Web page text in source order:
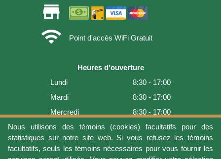
Nous utilisons des témoins (cookies) facultatifs pour des
statistiques sur notre site web. Si vous refusez les témoins
facultatifs, seuls les témoins nécessaires pour vous fournir les
store
wifi
Point d'accès WiFi Gratuit
Heures d'ouverture
Lundi
8:30 - 17:00
Mardi
8:30 - 17:00
Mercredi
8:30 - 17:00
Jeudi
8:30 - 17:00
Vendredi
8:30 - 17:00
Samedi
9:00 - 16:00